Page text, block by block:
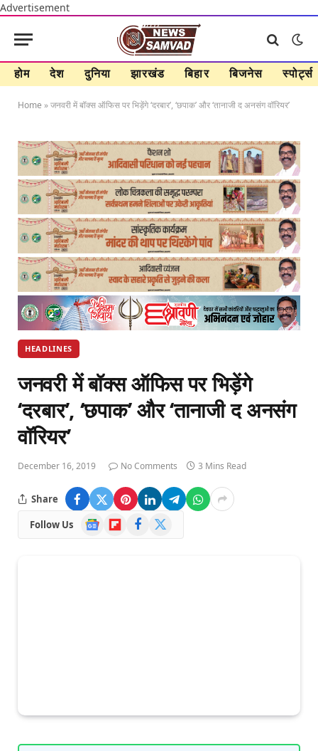
Advertisement
होम देश दुनिया झारखंड बिहार बिजनेस स्पोर्ट्स
Home »जनवरी में बॉक्स ऑफिस पर भिड़ेंगे ‘दरबार’, ‘छपाक’ और ‘तानाजी द अनसंग वॉरियर’
HEADLINES
जनवरी में बॉक्स ऑफिस पर भिड़ेंगे
‘दरबार’, ‘छपाक’ और ‘तानाजी द अनसंग
वॉरियर’
December 16, 2019 No Comments 3 Mins Read
Share
Follow Us
Google
News
FlipboardFacebook